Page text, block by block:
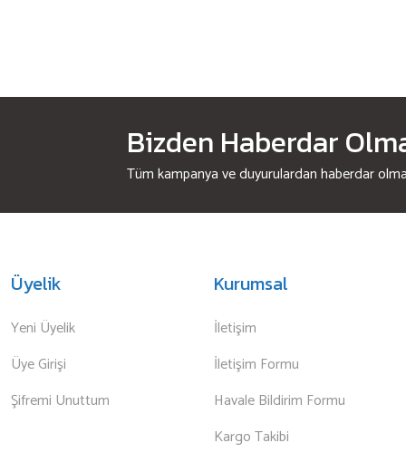
Bizden Haberdar
Tüm kampanya ve duyurulardan haberdar
Üyelik
Yeni Üyelik
Üye Girişi
Şifremi Unuttum
Kurumsal
İletişim
İletişim Formu
Havale Bildirim Formu
Kargo Takibi